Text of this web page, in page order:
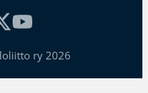
ry 2026